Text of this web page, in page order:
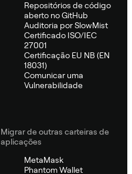
Repositórios de código
aberto no GitHub
Auditoria por SlowMist
Certificado ISO/IEC
27001
Certificação EU NB (EN
18031)
Comunicar uma
Vulnerabilidade
Migrar de outras carteiras de
aplicações
MetaMask
Phantom Wallet